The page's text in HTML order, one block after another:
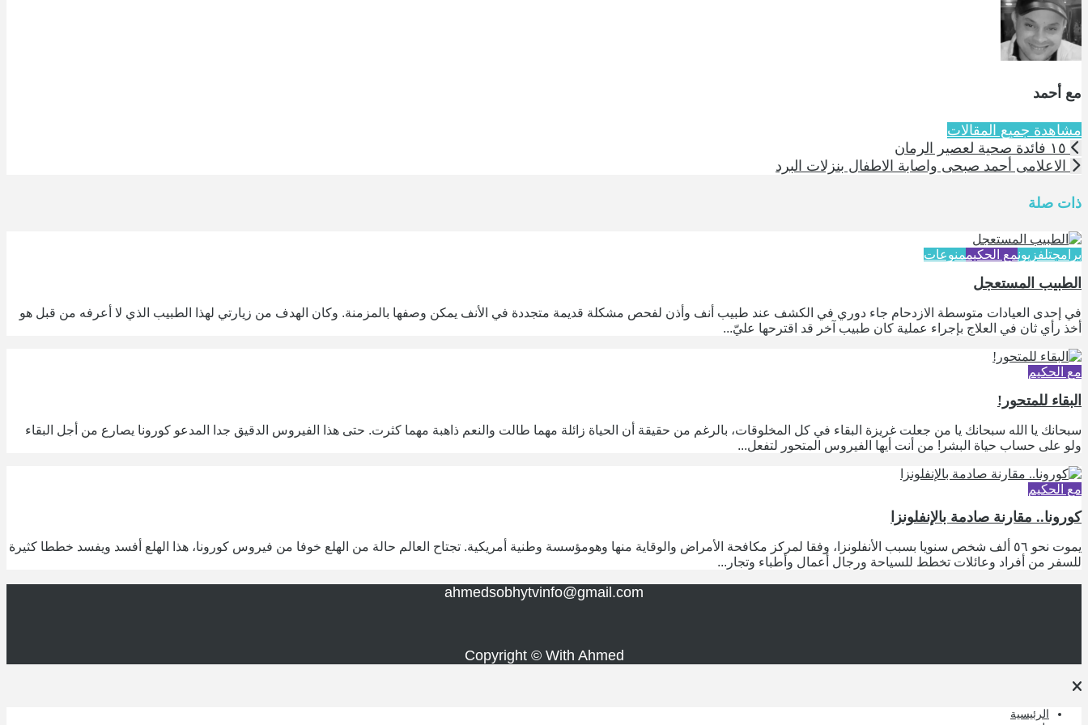
مع أحمد
مشاهدة جميع المقالات
١٥ فائدة صحية لعصير الرمان
الاعلامى أحمد صبحى واصابة الاطفال بنزلات البرد
ذات صلة
برامجتلفزيونمع الحكيممنوعات
الطبيب المستعجل
في إحدى العيادات متوسطة الازدحام جاء دوري في الكشف عند طبيب أنف وأذن لفحص مشكلة قديمة متجددة في الأنف يمكن وصفها بالمزمنة. وكان الهدف من زيارتي لهذا الطبيب الذي لا أعرفه من قبل هو
أخذ رأي ثان في العلاج بإجراء عملية كان طبيب آخر قد اقترحها عليّ...
مع الحكيم
البقاء للمتحور!
سبحانك يا الله سبحانك يا من جعلت غريزة البقاء في كل المخلوقات، بالرغم من حقيقة أن الحياة زائلة مهما طالت والنعم ذاهبة مهما كثرت. حتى هذا الفيروس الدقيق جدا المدعو كورونا يصارع من أجل البقاء
ولو على حساب حياة البشر! من أنت أيها الفيروس المتحور لتفعل...
مع الحكيم
كورونا.. مقارنة صادمة بالإنفلونزا
يموت نحو ٥٦ ألف شخص سنويا بسبب الأنفلونزا، وفقا لمركز مكافحة الأمراض والوقاية منها وهومؤسسة وطنية أمريكية. تجتاح العالم حالة من الهلع خوفا من فيروس كورونا، هذا الهلع أفسد ويفسد خططا كثيرة
للسفر من أفراد وعائلات تخطط للسياحة ورجال أعمال وأطباء وتجار...
ahmedsobhytvinfo@gmail.com
Copyright © With Ahmed
الرئيسية